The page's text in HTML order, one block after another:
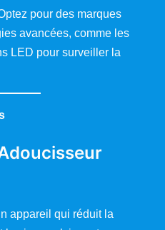
pour des marques
avancées, comme les
LED pour surveiller la
appareil qui réduit la